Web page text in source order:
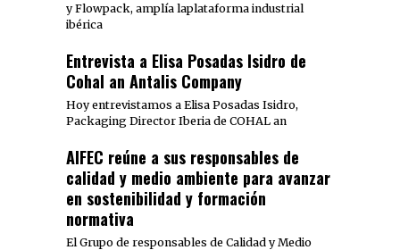
y Flowpack, amplía laplataforma industrial
ibérica
Entrevista a Elisa Posadas Isidro de
Cohal an Antalis Company
Hoy entrevistamos a Elisa Posadas Isidro,
Packaging Director Iberia de COHAL an
AIFEC reúne a sus responsables de
calidad y medio ambiente para avanzar
en sostenibilidad y formación
normativa
El Grupo de responsables de Calidad y Medio